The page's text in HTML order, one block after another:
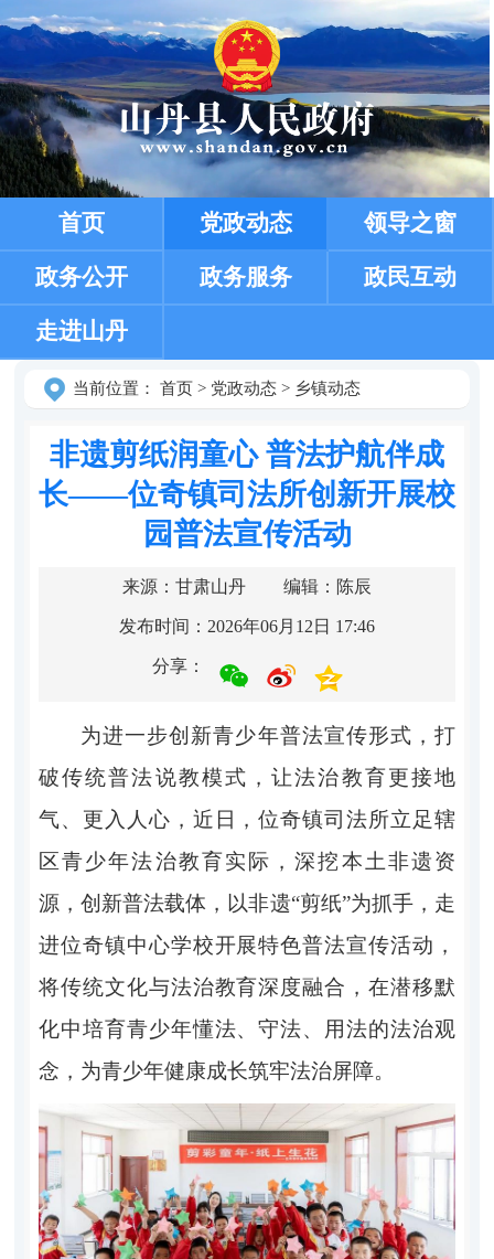
首页 党政动态 领导之窗
政务公开 政务服务 政民互动
走进山丹
当前位置： 首页> 党政动态> 乡镇动态
非遗剪纸润童心 普法护航伴成
长——位奇镇司法所创新开展校
园普法宣传活动
来源：甘肃山丹 编辑：陈辰
发布时间：2026年06月12日 17:46
分享：
为进一步创新青少年普法宣传形式，打
破传统普法说教模式，让法治教育更接地
气、更入人心，近日，位奇镇司法所立足辖
区青少年法治教育实际，深挖本土非遗资
源，创新普法载体，以非遗“剪纸”为抓手，走
进位奇镇中心学校开展特色普法宣传活动，
将传统文化与法治教育深度融合，在潜移默
化中培育青少年懂法、守法、用法的法治观
念，为青少年健康成长筑牢法治屏障。